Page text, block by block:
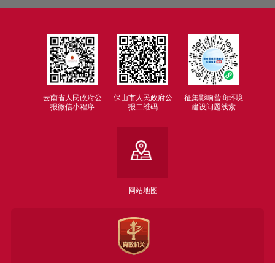
云南省人民政府公
报微信小程序
保山市人民政府公
报二维码
征集影响营商环境
建设问题线索
网站地图